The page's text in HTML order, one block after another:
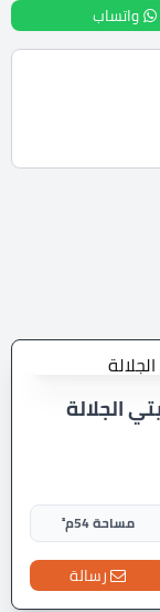
واتساب
مساحة 54م²
رسالة